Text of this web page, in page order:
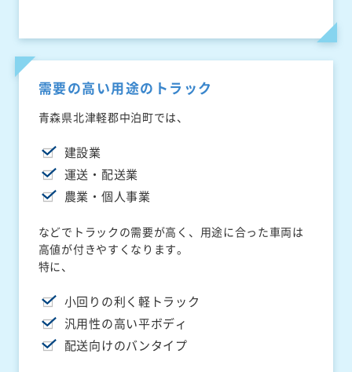
需要の高い用途のトラック
青森県北津軽郡中泊町では、
建設業
運送・配送業
農業・個人事業
などでトラックの需要が高く、用途に合った車両は
高値が付きやすくなります。
特に、
小回りの利く軽トラック
汎用性の高い平ボディ
配送向けのバンタイプ